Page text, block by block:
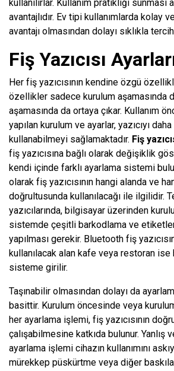
kullanılırlar. Kullanım pratikliği sunması
avantajlıdır. Ev tipi kullanımlarda kolay
avantajı olmasından dolayı sıklıkla
Fiş Yazıcısı
Her fiş yazıcısının kendine özgü
özellikler sadece kurulum aşamasında
aşamasında da ortaya çıkar. Kullanım
yapılan kurulum ve ayarlar, yazıcıyı
kullanabilmeyi sağlamaktadır. Fiş
fiş yazıcısına bağlı olarak değişiklik
kendi içinde farklı ayarlama sistemi
olarak fiş yazıcısının hangi alanda ve
doğrultusunda kullanılacağı ile ilgilidir.
yazıcılarında, bilgisayar üzerinden
sistemde çeşitli barkodlama ve
yapılması gerekir. Bluetooth fiş
kullanılacak alan kafe veya restoran ise
sisteme girilir.
Taşınabilir olmasından dolayı da
basittir. Kurulum öncesinde veya
her ayarlama işlemi, fiş yazıcısının
çalışabilmesine katkıda bulunur. Yanlış
ayarlama işlemi cihazın kullanımını
mürekkep püskürtme veya diğer